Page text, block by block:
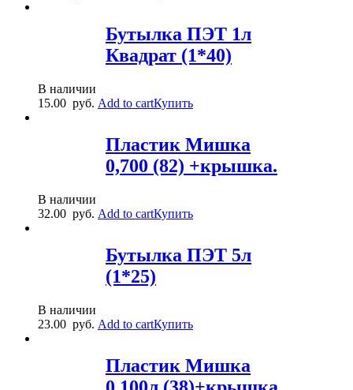
Бутылка ПЭТ 1л
Квадрат (1*40)
В наличии
15.00 руб. Add to cartКупить
Пластик Мишка
0,700 (82) +крышка.
В наличии
32.00 руб. Add to cartКупить
Бутылка ПЭТ 5л
(1*25)
В наличии
23.00 руб. Add to cartКупить
Пластик Мишка